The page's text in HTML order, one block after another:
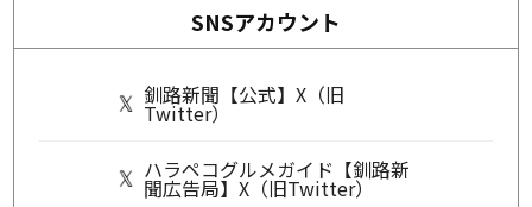
SNSアカウント
釧路新聞【公式】X（旧
Twitter）
ハラペコグルメガイド【釧路新
聞広告局】X（旧Twitter）